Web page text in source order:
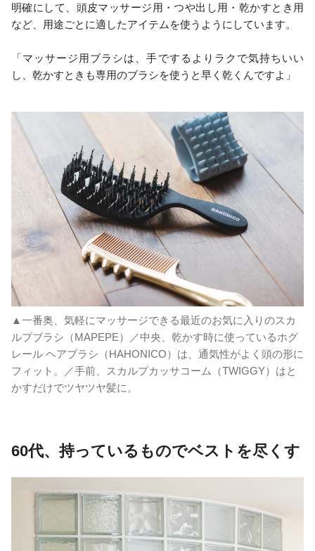
明確にして、頭皮マッサージ用・つや出し用・乾かすとき用
など、用途ごとに適したアイテムを使うようにしています。
「マッサージ用ブラシは、手でするよりラクで気持ちいい
し、乾かすときも専用のブラシを使うと早く乾くんですよ」
▲一番奥、気軽にマッサージできる最近のお気に入りのスカ
ルプブラシ（MAPEPE）／中央、乾かす時に使っているホグ
レール ヘアブラシ（HAHONICO）は、通気性がよく頭の形に
フィット。／手前、スカルプカッサコーム（TWIGGY）はと
かすだけでツヤツヤ髪に。
60代、持っているものでベストを尽くす